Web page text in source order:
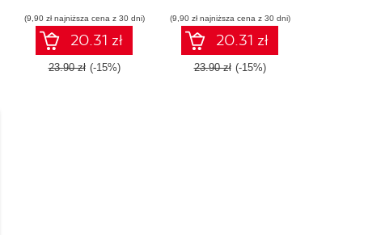
(9,90 zł najniższa cena z 30 dni)
20.31 zł
23.90 zł (-15%)
(9,90 zł najniższa cena z 30 dni)
20.31 zł
23.90 zł (-15%)